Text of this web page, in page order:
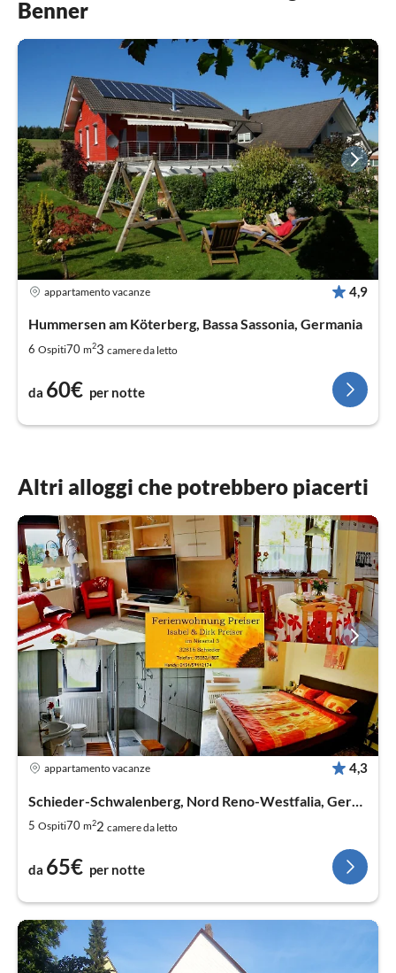
Benner
appartamento vacanze 4,9
Hummersen am Köterberg, Bassa Sassonia, Germania
6 Ospiti70 m23 camere da letto
da 60€ per notte
Altri alloggi che potrebbero piacerti
appartamento vacanze 4,3
5 Ospiti70 m22 camere da letto
da 65€ per notte